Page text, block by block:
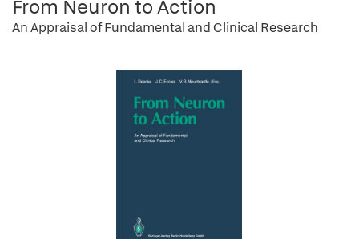
From Neuron to Action
An Appraisal of Fundamental and Clinical Research